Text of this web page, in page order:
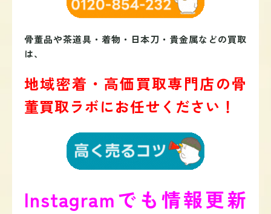
骨董品や茶道具・着物・日本刀・貴金属などの買取
は、
地域密着・高価買取専門店の骨
董買取ラボにお任せください！
Instagramでも情報更新